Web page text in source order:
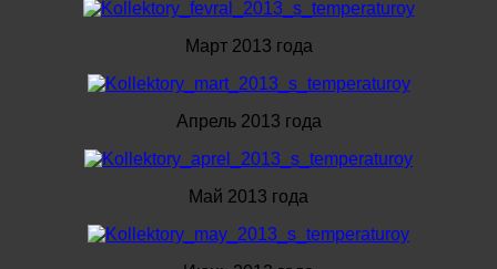
Март 2013 года
Апрель 2013 года
Май 2013 года